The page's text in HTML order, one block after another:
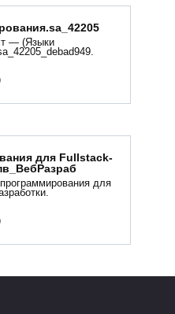
— (Языки
для Fullstack-
для